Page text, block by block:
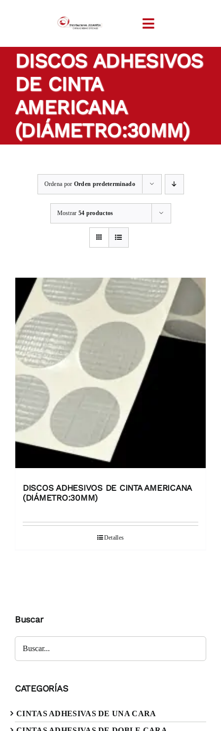
Toggle
Navigation
INICIO
EMPRESA
PRODUCTOS
SECTORES
CONTACTAR
DISCOS ADHESIVOS
DE CINTA
AMERICANA
(DIÁMETRO:30MM)
Ordena por Orden predeterminado
Mostrar 54 productos
DISCOS ADHESIVOS DE CINTA AMERICANA
(DIÁMETRO:30MM)
Detalles
Buscar
Buscar
CATEGORÍAS
CINTAS ADHESIVAS DE UNA CARA